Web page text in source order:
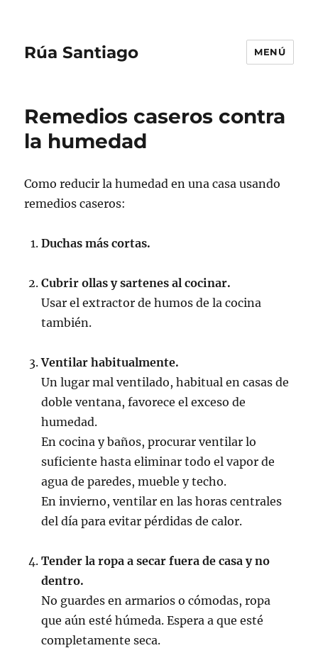
Rúa Santiago MENÚ
Remedios caseros contra
la humedad
Como reducir la humedad en una casa usando
remedios caseros:
Duchas más cortas.
Cubrir ollas y sartenes al cocinar.
Usar el extractor de humos de la cocina
también.
Ventilar habitualmente.
Un lugar mal ventilado, habitual en casas de
doble ventana, favorece el exceso de
humedad.
En cocina y baños, procurar ventilar lo
suficiente hasta eliminar todo el vapor de
agua de paredes, mueble y techo.
En invierno, ventilar en las horas centrales
del día para evitar pérdidas de calor.
Tender la ropa a secar fuera de casa y no
dentro.
No guardes en armarios o cómodas, ropa
que aún esté húmeda. Espera a que esté
completamente seca.